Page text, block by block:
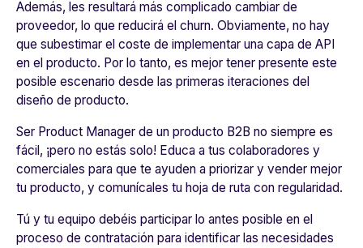
Además, les resultará más complicado cambiar de
proveedor, lo que reducirá el churn. Obviamente, no hay
que subestimar el coste de implementar una capa de API
en el producto. Por lo tanto, es mejor tener presente este
posible escenario desde las primeras iteraciones del
diseño de producto.
Ser Product Manager de un producto B2B no siempre es
fácil, ¡pero no estás solo! Educa a tus colaboradores y
comerciales para que te ayuden a priorizar y vender mejor
tu producto, y comunícales tu hoja de ruta con regularidad.
Tú y tu equipo debéis participar lo antes posible en el
proceso de contratación para identificar las necesidades